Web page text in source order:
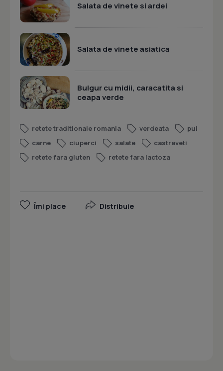
Salata de vinete si ardei
Salata de vinete asiatica
Bulgur cu midii, caracatita si
ceapa verde
retete traditionale romania verdeata
pui
carne
ciuperci salate
castraveti
retete fara gluten
retete fara lactoza
Îmi place Distribuie